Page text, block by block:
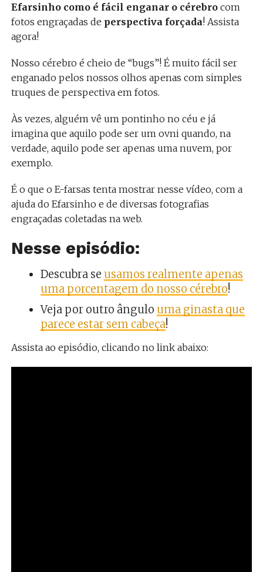
Efarsinho como é fácil enganar o cérebrocom
fotos engraçadas de perspectiva forçada! Assista
agora!
Nosso cérebro é cheio de “bugs”! É muito fácil ser
enganado pelos nossos olhos apenas com simples
truques de perspectiva em fotos.
Às vezes, alguém vê um pontinho no céu e já
imagina que aquilo pode ser um ovni quando, na
verdade, aquilo pode ser apenas uma nuvem, por
exemplo.
É o que o E-farsas tenta mostrar nesse vídeo, com a
ajuda do Efarsinho e de diversas fotografias
engraçadas coletadas na web.
Nesse episódio:
Descubra se usamos realmente apenas
uma porcentagem do nosso cérebro!
Veja por outro ângulo uma ginasta que
parece estar sem cabeça!
Assista ao episódio, clicando no link abaixo: